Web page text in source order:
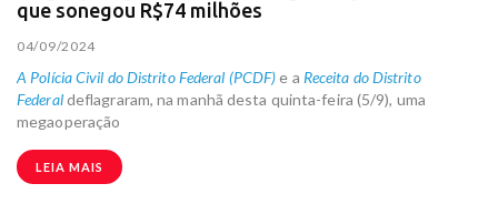
que sonegou R$74 milhões
04/09/2024
A Polícia Civil do Distrito Federal (PCDF)e a Receita do Distrito
Federaldeflagraram, na manhã desta quinta-feira (5/9), uma
megaoperação
LEIA MAIS